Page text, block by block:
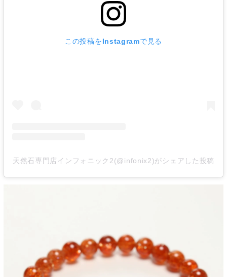
この投稿をInstagramで見る
天然石専門店インフォニック2(@infonix2)がシェアした投稿